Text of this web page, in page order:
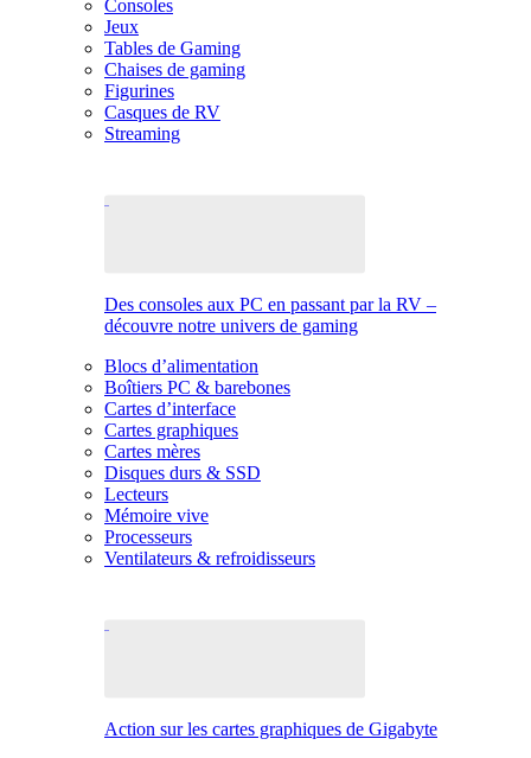
Consoles
Jeux
Tables de Gaming
Chaises de gaming
Figurines
Casques de RV
Streaming
Des consoles aux PC en passant par la RV –
découvre notre univers de gaming
Blocs d’alimentation
Boîtiers PC & barebones
Cartes d’interface
Cartes graphiques
Cartes mères
Disques durs & SSD
Lecteurs
Mémoire vive
Processeurs
Ventilateurs & refroidisseurs
Action sur les cartes graphiques de Gigabyte